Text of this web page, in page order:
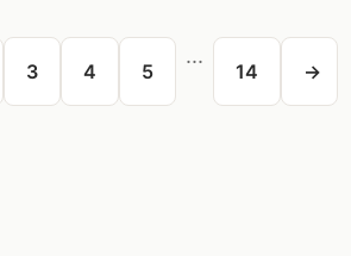
3 4 5
...
14 →